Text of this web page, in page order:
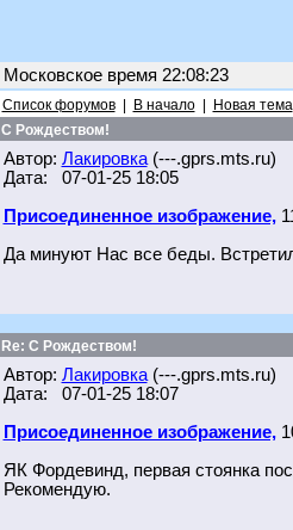
Московское время 22:08:23
Список форумов| В начало| Новая тема
С Рождеством!
Автор: Лакировка(---.gprs.mts.ru)
Дата: 07-01-25 18:05
Присоединенное изображение,
Да минуют Нас все беды.
Re: С Рождеством!
Автор: Лакировка(---.gprs.mts.ru)
Дата: 07-01-25 18:07
Присоединенное изображение,
ЯК Фордевинд, первая стоянка
Рекомендую.